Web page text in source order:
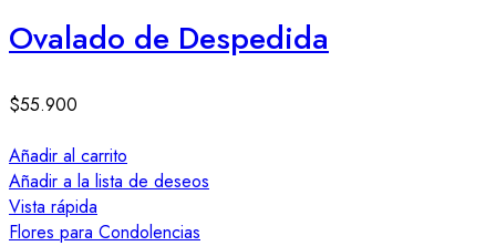
Ovalado de Despedida
$55.900
Añadir al carrito
Añadir a la lista de deseos
Vista rápida
Flores para Condolencias